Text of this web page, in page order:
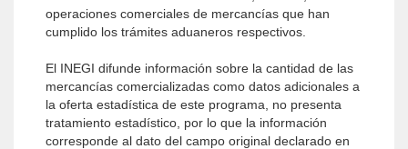
operaciones comerciales de mercancías que han
cumplido los trámites aduaneros respectivos.
El INEGI difunde información sobre la cantidad de las
mercancías comercializadas como datos adicionales a
la oferta estadística de este programa, no presenta
tratamiento estadístico, por lo que la información
corresponde al dato del campo original declarado en